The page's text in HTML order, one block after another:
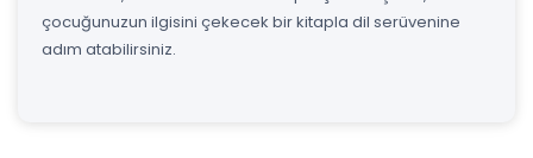
çocuğunuzun ilgisini çekecek bir kitapla dil serüvenine
adım atabilirsiniz.